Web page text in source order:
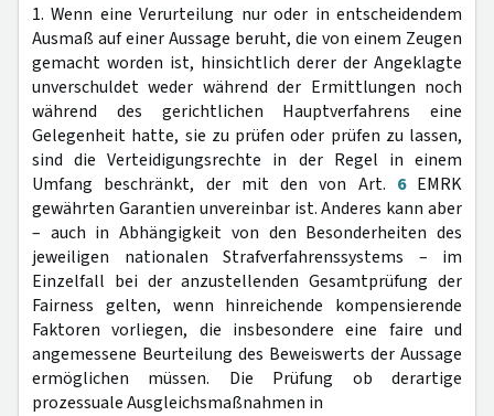
1. Wenn eine Verurteilung nur oder in entscheidendem
Ausmaß auf einer Aussage beruht, die von einem Zeugen
gemacht worden ist, hinsichtlich derer der Angeklagte
unverschuldet weder während der Ermittlungen noch
während des gerichtlichen Hauptverfahrens eine
Gelegenheit hatte, sie zu prüfen oder prüfen zu lassen,
sind die Verteidigungsrechte in der Regel in einem
Umfang beschränkt, der mit den von Art. 6EMRK
gewährten Garantien unvereinbar ist. Anderes kann aber
– auch in Abhängigkeit von den Besonderheiten des
jeweiligen nationalen Strafverfahrenssystems – im
Einzelfall bei der anzustellenden Gesamtprüfung der
Fairness gelten, wenn hinreichende kompensierende
Faktoren vorliegen, die insbesondere eine faire und
angemessene Beurteilung des Beweiswerts der Aussage
ermöglichen müssen. Die Prüfung ob derartige
prozessuale Ausgleichsmaßnahmen in